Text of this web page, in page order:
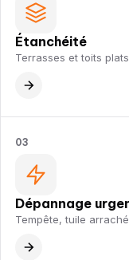
Étanchéité
Terrasses et toits
03
Dépannage
Tempête, tuile